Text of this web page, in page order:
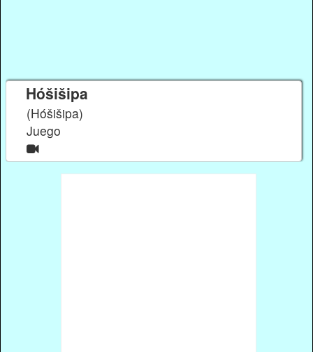
Hóšišipa
(Hóšišipa)
Juego